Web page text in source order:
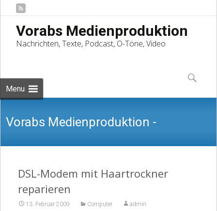
Vorabs Medienproduktion
Nachrichten, Texte, Podcast, O-Töne, Video
Menu
to
content
Suchen
nach:
Vorabs Medienproduktion -
Nachrichten, Texte, Podcast, O-Töne,
DSL-Modem mit Haartrockner
reparieren
13. Februar 2009 Computer admin